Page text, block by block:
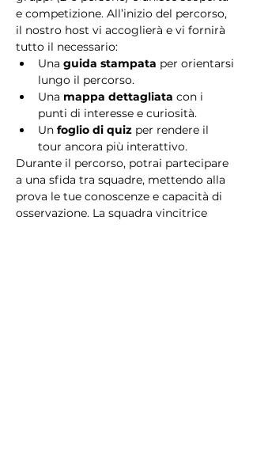
e competizione. All’inizio del percorso,
il nostro host vi accoglierà e vi fornirà
tutto il necessario:
Una guida stampata per orientarsi
lungo il percorso.
Una mappa dettagliata con i
punti di interesse e curiosità.
Un foglio di quiz per rendere il
tour ancora più interattivo.
Durante il percorso, potrai partecipare
a una sfida tra squadre, mettendo alla
prova le tue conoscenze e capacità di
osservazione. La squadra vincitrice